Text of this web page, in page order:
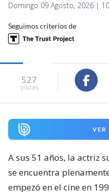
Domingo 09 Agosto, 2026 |
Seguimos criterios de
527
visitas
VER
A sus 51 años, la actriz
se encuentra
empezó en el cine en